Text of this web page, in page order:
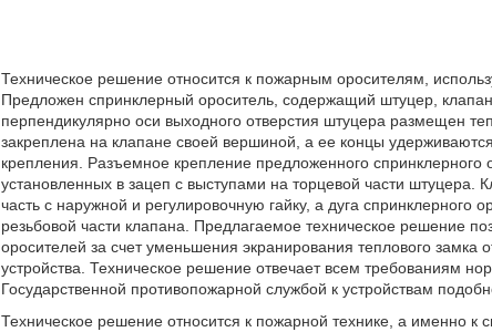
Техническое решение относится к пожарным оросителям,
Предложен спринклерный ороситель, содержащий штуцер,
перпендикулярно оси выходного отверстия штуцера размещен
закреплена на клапане своей вершиной, а ее концы
крепления. Разъемное крепление предложенного спринклерного
установленных в зацеп с выступами на торцевой части штуцера.
часть с наружной и регулировочную гайку, а дуга
резьбовой части клапана. Предлагаемое техническое решение
оросителей за счет уменьшения экранирования теплового
устройства. Техническое решение отвечает всем требованиям
Государственной противопожарной службой к устройствам
Техническое решение относится к пожарной технике, а именно